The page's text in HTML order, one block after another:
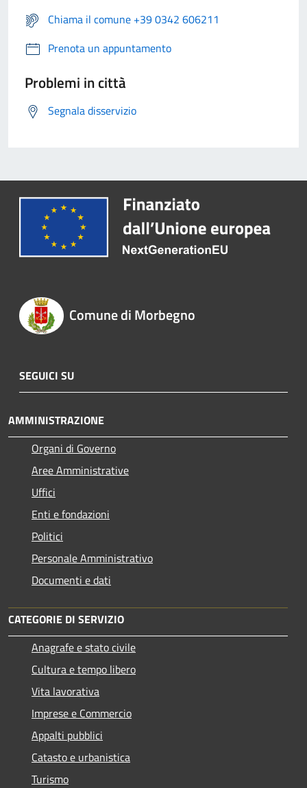
Chiama il comune +39 0342 606211
Prenota un appuntamento
Problemi in città
Segnala disservizio
Comune di Morbegno
SEGUICI SU
AMMINISTRAZIONE
Organi di Governo
Aree Amministrative
Uffici
Enti e fondazioni
Politici
Personale Amministrativo
Documenti e dati
CATEGORIE DI SERVIZIO
Anagrafe e stato civile
Cultura e tempo libero
Vita lavorativa
Imprese e Commercio
Appalti pubblici
Catasto e urbanistica
Turismo